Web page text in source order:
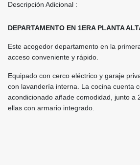
Descripción Adicional :
DEPARTAMENTO EN 1ERA PLANTA
Este acogedor departamento en la
acceso conveniente y rápido.
Equipado con cerco eléctrico y garaje
con lavandería interna. La cocina cuenta
acondicionado añade comodidad, junto a
ellas con armario integrado.